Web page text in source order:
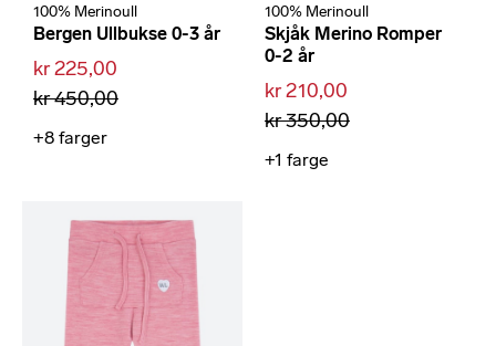
100% Merinoull
Bergen Ullbukse 0-3 år
kr 225,00
kr 450,00
+8 farger
100% Merinoull
Skjåk Merino Romper
0-2 år
kr 210,00
kr 350,00
+1 farge